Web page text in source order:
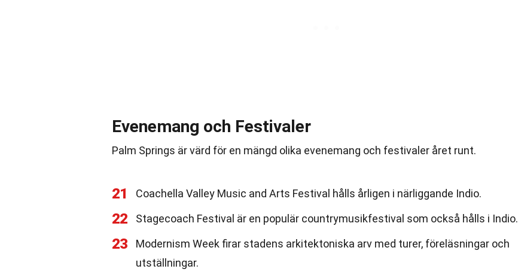
Evenemang och Festivaler
Palm Springs är värd för en mängd olika evenemang och festivaler året runt.
21 Coachella Valley Music and Arts Festival hålls årligen i närliggande Indio.
22 Stagecoach Festival är en populär countrymusikfestival som också hålls i Indio.
23
Modernism Week firar stadens arkitektoniska arv med turer, föreläsningar och
utställningar.